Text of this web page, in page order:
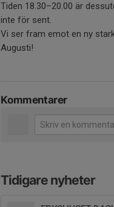
Tiden 18.30–20.00 är
inte för sent.
Vi ser fram emot en ny
Augusti!
Kommentarer
Tidigare nyheter